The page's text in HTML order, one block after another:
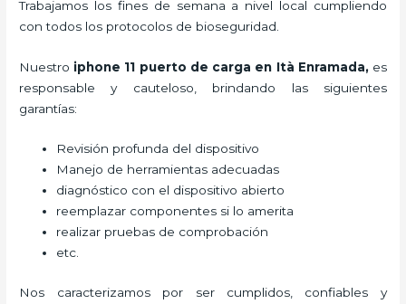
Trabajamos los fines de semana a nivel local cumpliendo
con todos los protocolos de bioseguridad.
Nuestro iphone 11 puerto de carga en Ità Enramada, es
responsable y cauteloso, brindando las siguientes
garantías:
Revisión profunda del dispositivo
Manejo de herramientas adecuadas
diagnóstico con el dispositivo abierto
reemplazar componentes si lo amerita
realizar pruebas de comprobación
etc.
Nos caracterizamos por ser cumplidos, confiables y